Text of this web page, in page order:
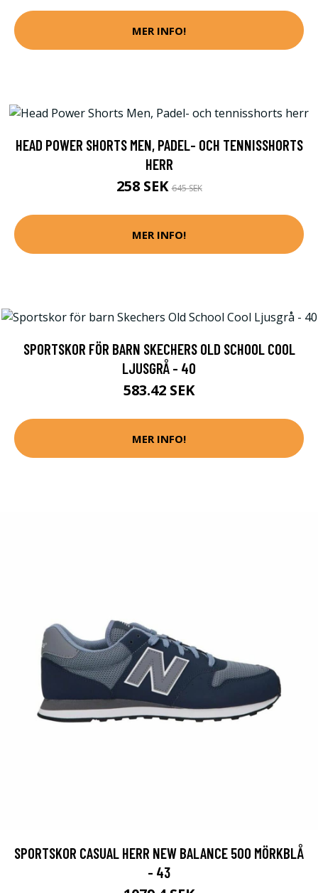
MER INFO!
HEAD POWER SHORTS MEN, PADEL- OCH TENNISSHORTS
HERR
258 SEK645 SEK
MER INFO!
SPORTSKOR FÖR BARN SKECHERS OLD SCHOOL COOL
LJUSGRÅ - 40
583.42 SEK
MER INFO!
SPORTSKOR CASUAL HERR NEW BALANCE 500 MÖRKBLÅ
- 43